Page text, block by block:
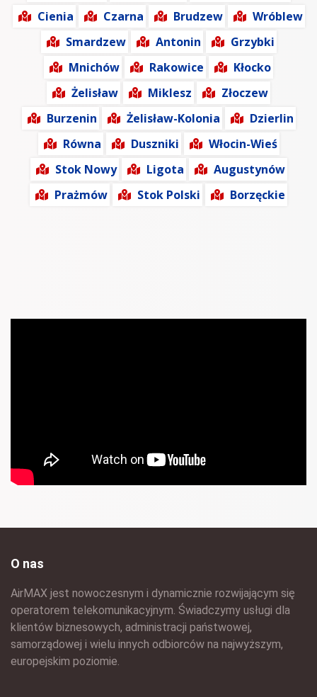
Cienia
Czarna Brudzew
Wróblew
Smardzew
Antonin
Grzybki
Mnichów
Rakowice
Kłocko
Żelisław
Miklesz
Złoczew
Burzenin
Żelisław-Kolonia
Dzierlin
Równa
Duszniki
Włocin-Wieś
Stok Nowy
Ligota
Augustynów
Prażmów
Stok Polski Borzęckie
O nas
AirMAX jest nowoczesnym i dynamicznie rozwijającym się
operatorem telekomunikacyjnym. Świadczymy usługi dla
klientów biznesowych, administracji państwowej,
samorządowej i wielu innych odbiorców na najwyższym,
europejskim poziomie.